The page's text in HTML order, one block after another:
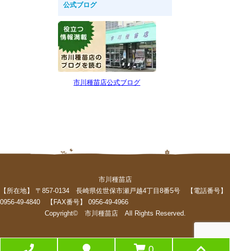
公式ブログ
市川種苗店公式ブログ
市川種苗店
【所在地】 〒857-0134 長崎県佐世保市瀬戸越4丁目8番5号 【電話番号】
0956-49-4840 【FAX番号】 0956-49-4966
Copyright© 市川種苗店 All Rights Reserved.